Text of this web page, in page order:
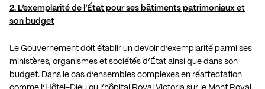
2. L’exemplarité de l’État pour ses bâtiments patrimoniaux et
son budget
Le Gouvernement doit établir un devoir d’exemplarité parmi ses
ministères, organismes et sociétés d’État ainsi que dans son
budget. Dans le cas d’ensembles complexes en réaffectation